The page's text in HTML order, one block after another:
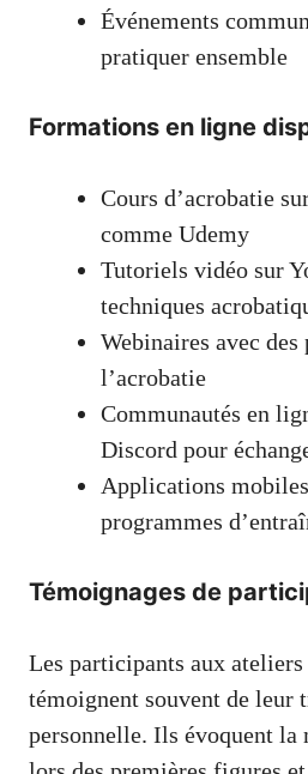
Événements
pratiquer ensemble
Formations en ligne
Cours d’acrobatie
comme Udemy
Tutoriels vidéo sur
techniques
Webinaires avec
l’acrobatie
Communautés en
Discord pour
Applications
programmes
Témoignages de
Les participants aux ateliers
témoignent souvent de leur
personnelle. Ils évoquent la